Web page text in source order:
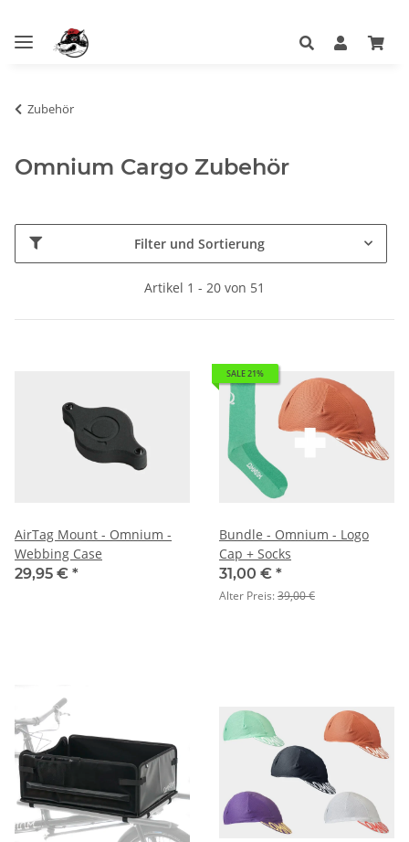
Zubehör
Omnium Cargo Zubehör
Filter und Sortierung
Artikel 1 - 20 von 51
AirTag Mount - Omnium -
Webbing Case
29,95 € *
SALE 21%
Bundle - Omnium - Logo
Cap + Socks
31,00 € *
Alter Preis:39,00 €